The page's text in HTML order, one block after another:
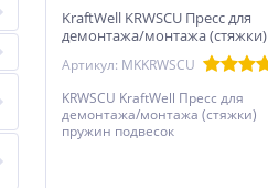
KraftWell KRWSCU Пресс для
демонтажа/монтажа (стяжки)
Артикул: MKKRWSCU
KRWSCU KraftWell Пресс для
демонтажа/монтажа (стяжки)
пружин подвесок